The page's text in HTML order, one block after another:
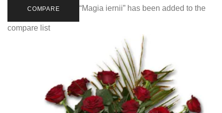
COMPARE “Magia iernii” has been added to the
compare list